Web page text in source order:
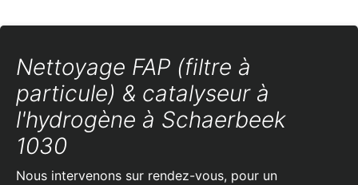
Nettoyage FAP (filtre à
particule) & catalyseur à
l'hydrogène à Schaerbeek
1030
Nous intervenons sur rendez-vous, pour un